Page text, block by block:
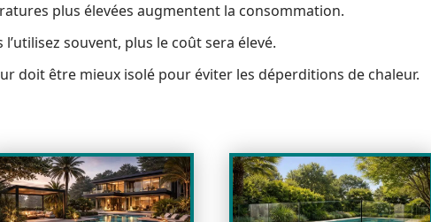
plus élevées augmentent la consommation.
l’utilisez souvent, plus le coût sera élevé.
doit être mieux isolé pour éviter les déperditions de chaleur.